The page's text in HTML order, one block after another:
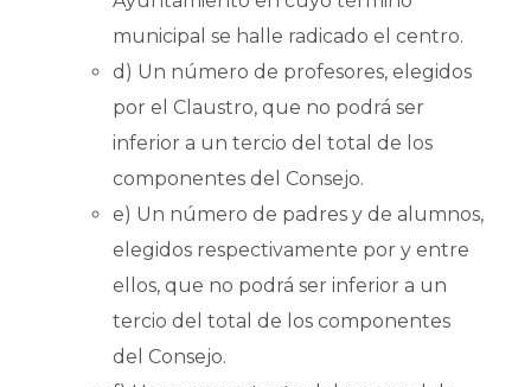
municipal se halle radicado el centro.
d) Un número de profesores, elegidos
por el Claustro, que no podrá ser
inferior a un tercio del total de los
componentes del Consejo.
e) Un número de padres y de alumnos,
elegidos respectivamente por y entre
ellos, que no podrá ser inferior a un
tercio del total de los componentes
del Consejo.